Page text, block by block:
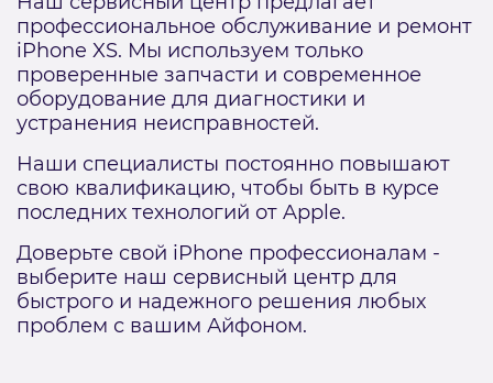
профессиональное обслуживание и ремонт
iPhone XS. Мы используем только
проверенные запчасти и современное
оборудование для диагностики и
устранения неисправностей.
Наши специалисты постоянно повышают
свою квалификацию, чтобы быть в курсе
последних технологий от Apple.
Доверьте свой iPhone профессионалам -
выберите наш сервисный центр для
быстрого и надежного решения любых
проблем с вашим Айфоном.